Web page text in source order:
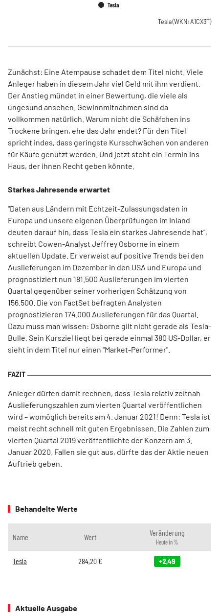
Tesla
Tesla(WKN: A1CX3T)
Zunächst: Eine Atempause schadet dem Titel nicht. Viele
Anleger haben in diesem Jahr viel Geld mit ihm verdient.
Der Anstieg mündet in einer Bewertung, die viele als
ungesund ansehen. Gewinnmitnahmen sind da
vollkommen natürlich. Warum nicht die Schäfchen ins
Trockene bringen, ehe das Jahr endet? Für den Titel
spricht indes, dass geringste Kursschwächen von anderen
für Käufe genutzt werden. Und jetzt steht ein Termin ins
Haus, der ihnen Recht geben könnte.
Starkes Jahresende erwartet
"Daten aus Ländern mit Echtzeit-Zulassungsdaten in
Europa und unsere eigenen Überprüfungen im Inland
deuten darauf hin, dass Tesla ein starkes Jahresende hat",
schreibt Cowen-Analyst Jeffrey Osborne in einem
aktuellen Update. Er verweist auf positive Trends bei den
Auslieferungen im Dezember in den USA und Europa und
prognostiziert nun 181.500 Auslieferungen im vierten
Quartal gegenüber seiner vorherigen Schätzung von
156.500. Die von FactSet befragten Analysten
prognostizieren 174.000 Auslieferungen für das Quartal.
Dazu muss man wissen: Osborne gilt nicht gerade als Tesla-
Bulle. Sein Kursziel liegt bei gerade einmal 380 US-Dollar, er
sieht in dem Titel nur einen "Market-Performer".
Anleger dürfen damit rechnen, dass Tesla relativ zeitnah
Auslieferungszahlen zum vierten Quartal veröffentlichen
wird – womöglich bereits am 4. Januar 2021! Denn: Tesla ist
meist recht schnell mit guten Ergebnissen. Die Zahlen zum
vierten Quartal 2019 veröffentlichte der Konzern am 3.
Januar 2020. Fallen sie gut aus, dürfte das der Aktie neuen
Auftrieb geben.
Behandelte Werte
Name Wert Veränderung
Heute in %
Tesla 284,20 € +2,49
Aktuelle Ausgabe